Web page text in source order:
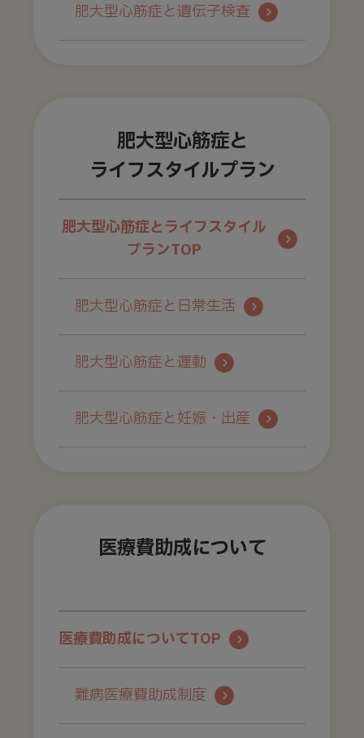
肥大型心筋症と遺伝子検査
肥大型心筋症と
ライフスタイルプラン
肥大型心筋症とライフスタイル
プランTOP
肥大型心筋症と日常生活
肥大型心筋症と運動
肥大型心筋症と妊娠・出産
医療費助成について
医療費助成についてTOP
難病医療費助成制度